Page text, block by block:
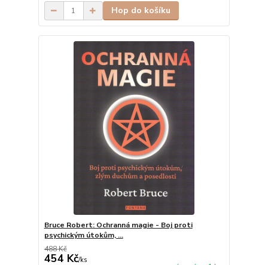
Hop do košíku
Bruce Robert: Ochranná magie - Boj proti
psychickým útokům, ...
488 Kč
454 Kč/ks